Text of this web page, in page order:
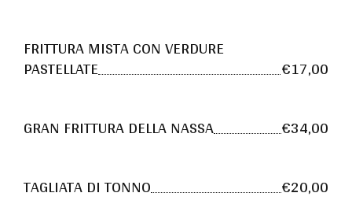
FRITTURA MISTA CON VERDURE
PASTELLATE €17,00
GRAN FRITTURA DELLA NASSA €34,00
TAGLIATA DI TONNO €20,00